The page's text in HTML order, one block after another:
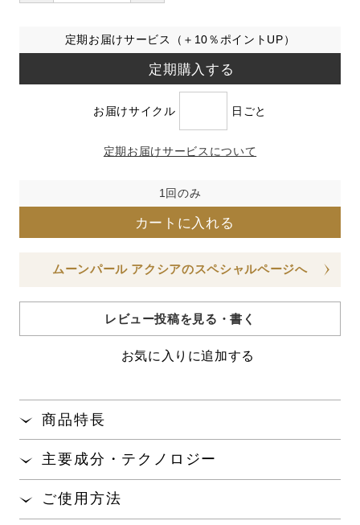
定期お届けサービス（＋10％ポイントUP）
定期購入する
お届けサイクル 日ごと
定期お届けサービスについて
1回のみ
カートに入れる
ムーンパール アクシアのスペシャルページへ
レビュー投稿を見る・書く
お気に入りに追加する
商品特長
で長時間保湿。
もっちりとしたハリといきいきとしたツヤのある肌
主要成分・テクノロジー
ご使用方法